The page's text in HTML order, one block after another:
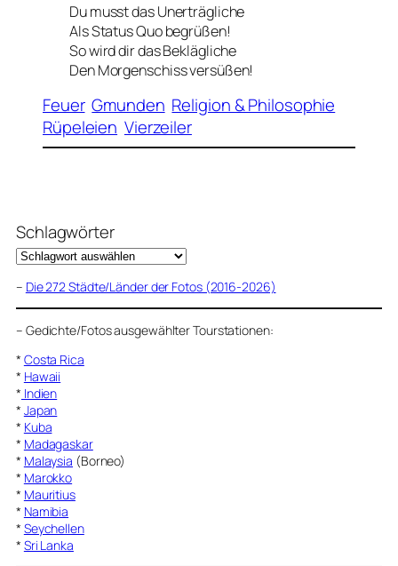
Du musst das Unerträgliche
Als Status Quo begrüßen!
So wird dir das Beklägliche
Den Morgenschiss versüßen!
Feuer Gmunden Religion & Philosophie
Rüpeleien Vierzeiler
Schlagwörter
– Die 272 Städte/Länder der Fotos (2016-2026)
– Gedichte/Fotos ausgewählter Tourstationen:
* Costa Rica
* Hawaii
* Indien
* Japan
* Kuba
* Madagaskar
* Malaysia (Borneo)
* Marokko
* Mauritius
* Namibia
* Seychellen
* Sri Lanka